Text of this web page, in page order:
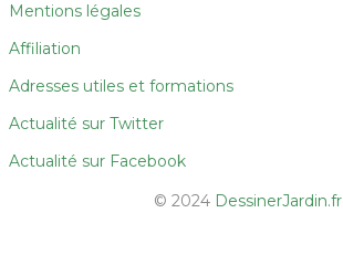
Mentions légales
Affiliation
Adresses utiles et formations
Actualité sur Twitter
Actualité sur Facebook
© 2024 DessinerJardin.fr